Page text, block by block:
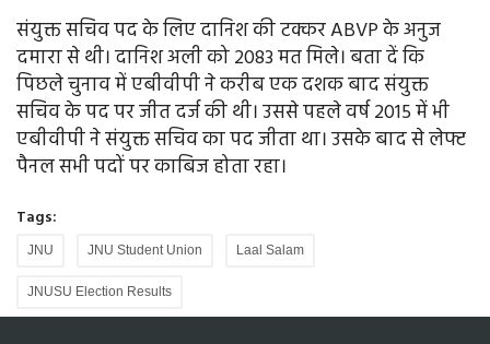
संयुक्त सचिव पद के लिए दानिश की टक्कर ABVP के अनुज
दमारा से थी। दानिश अली को 2083 मत मिले। बता दें कि
पिछले चुनाव में एबीवीपी ने करीब एक दशक बाद संयुक्त
सचिव के पद पर जीत दर्ज की थी। उससे पहले वर्ष 2015 में भी
एबीवीपी ने संयुक्त सचिव का पद जीता था। उसके बाद से लेफ्ट
पैनल सभी पदों पर काबिज होता रहा।
Tags:
JNU JNU Student Union Laal Salam
JNUSU Election Results